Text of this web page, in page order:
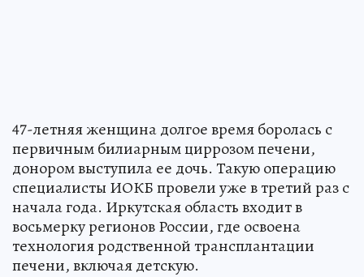
47-летняя женщина долгое время боролась с
первичным билиарным циррозом печени,
донором выступила ее дочь. Такую операцию
специалисты ИОКБ провели уже в третий раз с
начала года. Иркутская область входит в
восьмерку регионов России, где освоена
технология родственной трансплантации
печени, включая детскую.